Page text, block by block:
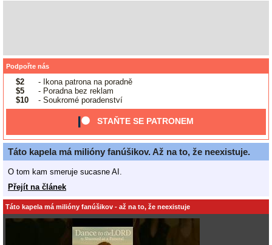
Podpořte nás
$2
- Ikona patrona na poradně
$5
- Poradna bez reklam
$10
- Soukromé poradenství
STAŇTE SE PATRONEM
Táto kapela má milióny fanúšikov. Až na to, že neexistuje.
O tom kam smeruje sucasne AI.
Přejít na článek
Táto kapela má milióny fanúšikov - až na to, že neexistuje